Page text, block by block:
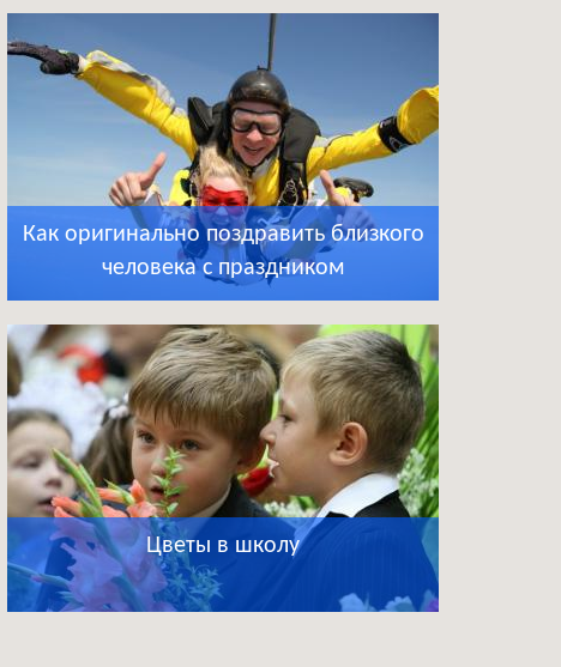
Как оригинально поздравить близкого
человека с праздником
Цветы в школу